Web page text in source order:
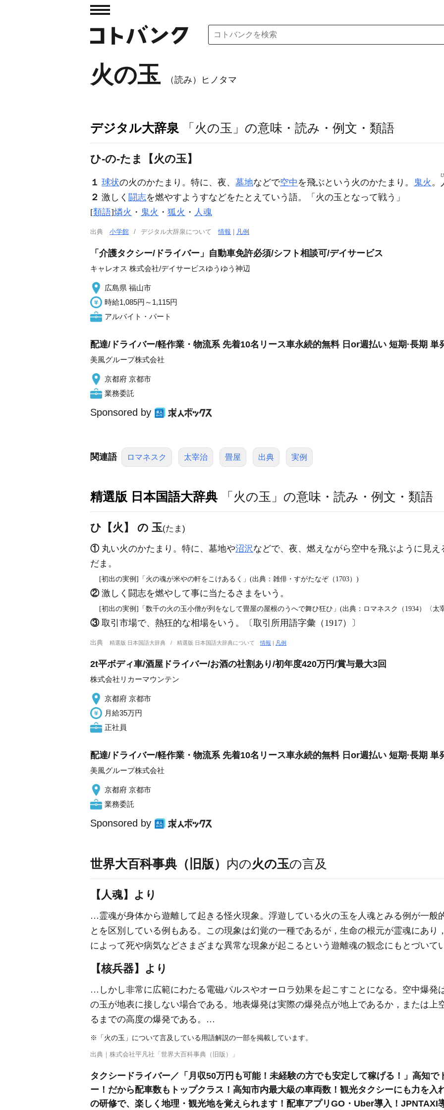
火の玉 （読み）ヒノタマ
デジタル大辞泉 「火の玉」の意味・読み・例文・類語
ひ‐の‐たま【火の玉】
１ 球状の火のかたまり。特に、夜、 墓地などで空中 を飛ぶという火のかたまり。 鬼火。
２ 激しく 闘志を燃やすようすなどをたとえていう語。「 火の玉 となって戦う」
[類語]燐火 ・ 鬼火 ・ 狐火 ・ 人魂
出典 小学館 デジタル大辞泉について情報 凡例
「介護タクシー/ドライバー」自動車免許必須/シフト相談可/デイサービス
キャレオス 株式会社/デイサービスゆうゆう神辺
広島県 福山市
時給1,085円～1,115円
アルバイト・パート
配達/ドライバー/軽作業・物流系 先着10名リース車永続的無料 日or週払い 短期·長期 単
美風グループ株式会社
京都府 京都市
業務委託
Sponsored by
関連語 ロマネスク 太宰治 畳屋 出典 実例
精選版 日本国語大辞典 「火の玉」の意味・読み・例文・類語
ひ【火】 の 玉(たま)
①丸い火のかたまり。特に、墓地や沼沢などで、夜、燃えながら空中を飛ぶように見
だま。
[初出の実例]「火の魂が米やの軒をこけあるく」(出典：雑俳・すがたなぞ（1703）)
②激しく闘志を燃やして事に当たるさまをいう。
[初出の実例]「数千の火の玉小僧が列をなして畳屋の屋根のうへで舞ひ狂ひ」(出典：ロマネスク（1934）〈太
③取引市場で、熱狂的な相場をいう。〔取引所用語字彙（1917）〕
出典 精選版 日本国語大辞典 精選版 日本国語大辞典について情報 | 凡例
2t平ボディ車/酒屋ドライバー/お酒の社割あり/初年度420万円/賞与最大3回
株式会社リカーマウンテン
京都府 京都市
月給35万円
正社員
配達/ドライバー/軽作業・物流系 先着10名リース車永続的無料 日or週払い 短期·長期 単
美風グループ株式会社
京都府 京都市
業務委託
Sponsored by
世界大百科事典（旧版） 内の火の玉の言及
【人魂】より
…霊魂が身体から遊離して起きる怪火現象。浮遊している火の玉を人魂とみる例が一般
とを区別している例もある。この現象は幻覚の一種であるが，生命の根元が霊魂にあり
によって死や病気などさまざまな異常な現象が起こるという遊離魂の観念にもとづい
【核兵器】より
…しかし非常に広範にわたる電磁パルスやオーロラ効果を起こすことになる。空中爆発
の玉が地表に接しない場合である。地表爆発は実際の爆発点が地上であるか，または上
るまでの高度の爆発である。…
※「火の玉」について言及している用語解説の一部を掲載しています。
出典｜ 株式会社平凡社「世界大百科事典（旧版）」
タクシードライバー／「月収50万円も可能！未経験の方でも安定して稼げる！」高知で
ー！だから配車数もトップクラス！高知市内最大級の車両数！観光タクシーにも力を入
の研修で、楽しく地理・観光地を覚えられます！配車アプリGO・Uber導入！JPNTAXI